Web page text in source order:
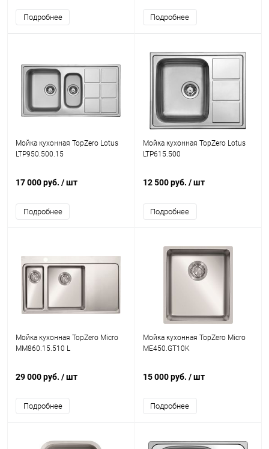
Подробнее Подробнее
Мойка кухонная TopZero Lotus
LTP950.500.15
17 000 руб. / шт
Подробнее
Мойка кухонная TopZero Lotus
LTP615.500
12 500 руб. / шт
Подробнее
Мойка кухонная TopZero Micro
MM860.15.510 L
29 000 руб. / шт
Подробнее
Мойка кухонная TopZero Micro
ME450.GT10K
15 000 руб. / шт
Подробнее